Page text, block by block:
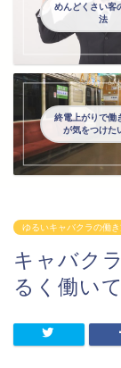
めんどくさい客
法
終電上がりで働
が気をつけた
ゆるいキャバクラの働
キャバク
るく働い